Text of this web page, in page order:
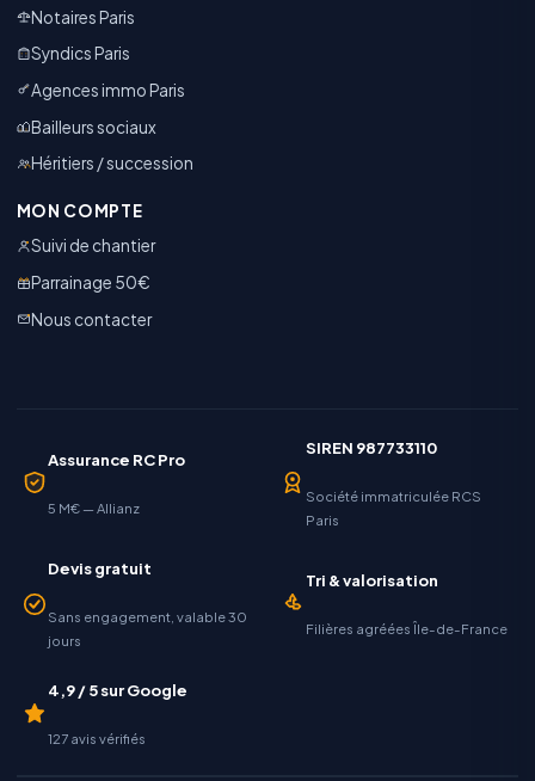
Notaires Paris
Syndics Paris
Agences immo Paris
Bailleurs sociaux
Héritiers / succession
MON COMPTE
Suivi de chantier
Parrainage 50€
Nous contacter
Assurance RC Pro
5 M€ — Allianz
SIREN 987733110
Société immatriculée RCS
Paris
Devis gratuit
Sans engagement, valable 30
jours
Tri & valorisation
Filières agréées Île-de-France
4,9 / 5 sur Google
127 avis vérifiés